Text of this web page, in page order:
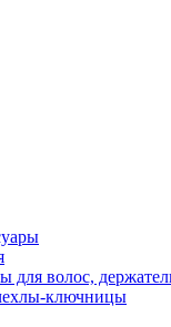
для волос,
ключницы